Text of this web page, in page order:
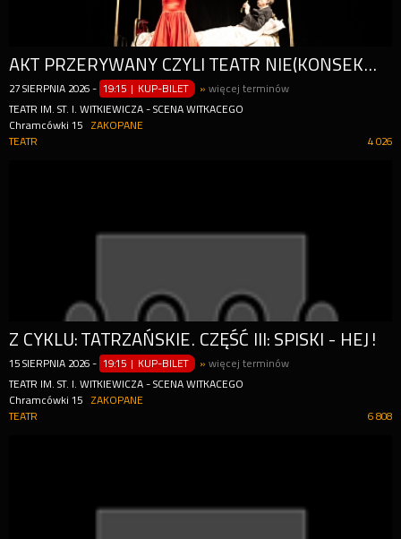
AKT PRZERYWANY CZYLI TEATR NIE(KONSEKWENCJI) WG TEKSTÓW TADEUSZA RÓŻEWICZA
27 SIERPNIA 2026 - 19:15 | KUP-BILET »więcej terminów
TEATR IM. ST. I. WITKIEWICZA - SCENA WITKACEGO
Chramcówki 15
ZAKOPANE
4 026
TEATR
Z CYKLU: TATRZAŃSKIE. CZĘŚĆ III: SPISKI - HEJ!
15 SIERPNIA 2026 - 19:15 | KUP-BILET »więcej terminów
TEATR IM. ST. I. WITKIEWICZA - SCENA WITKACEGO
Chramcówki 15
ZAKOPANE
6 808
TEATR